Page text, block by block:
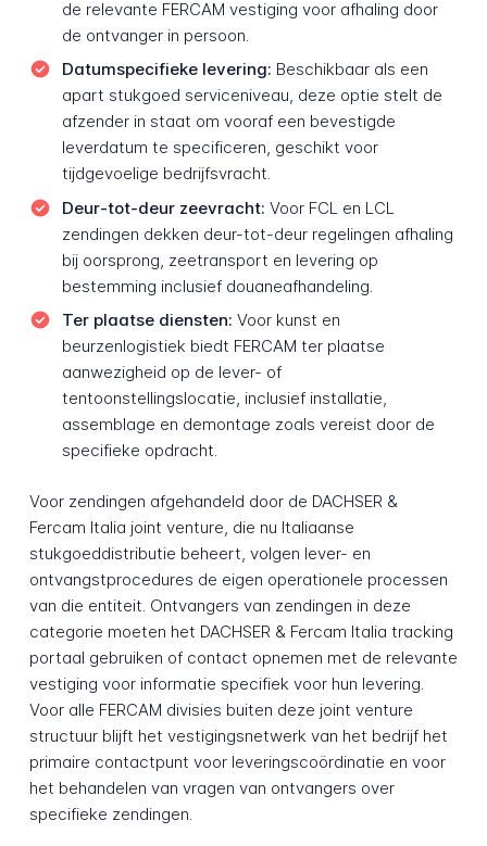
de relevante FERCAM vestiging voor afhaling door
de ontvanger in persoon.
Datumspecifieke levering: Beschikbaar als een
apart stukgoed serviceniveau, deze optie stelt de
afzender in staat om vooraf een bevestigde
leverdatum te specificeren, geschikt voor
tijdgevoelige bedrijfsvracht.
Deur-tot-deur zeevracht: Voor FCL en LCL
zendingen dekken deur-tot-deur regelingen afhaling
bij oorsprong, zeetransport en levering op
bestemming inclusief douaneafhandeling.
Ter plaatse diensten: Voor kunst en
beurzenlogistiek biedt FERCAM ter plaatse
aanwezigheid op de lever- of
tentoonstellingslocatie, inclusief installatie,
assemblage en demontage zoals vereist door de
specifieke opdracht.
Voor zendingen afgehandeld door de DACHSER &
Fercam Italia joint venture, die nu Italiaanse
stukgoeddistributie beheert, volgen lever- en
ontvangstprocedures de eigen operationele processen
van die entiteit. Ontvangers van zendingen in deze
categorie moeten het DACHSER & Fercam Italia tracking
portaal gebruiken of contact opnemen met de relevante
vestiging voor informatie specifiek voor hun levering.
Voor alle FERCAM divisies buiten deze joint venture
structuur blijft het vestigingsnetwerk van het bedrijf het
primaire contactpunt voor leveringscoördinatie en voor
het behandelen van vragen van ontvangers over
specifieke zendingen.